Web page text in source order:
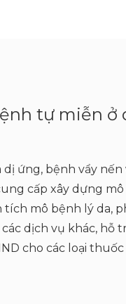
tự miễn ở
dị ứng, bệnh vẩy nến
cấp xây dựng
tích mô bệnh lý da,
dịch vụ khác, hỗ
cho các loại